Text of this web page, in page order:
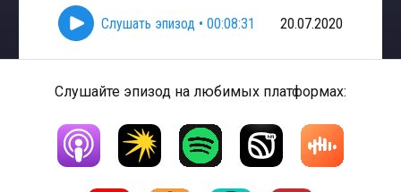
Слушать эпизод • 00:08:31 20.07.2020
Слушайте эпизод на любимых платформах: